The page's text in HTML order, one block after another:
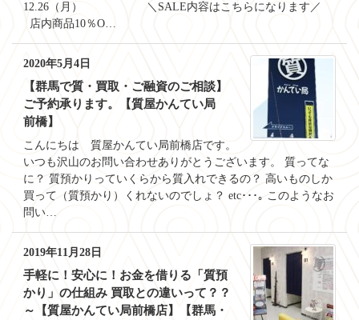
12.26（月） ＼SALE内容はこちらになります／
店内商品10％O…
2020年5月4日
【群馬で質・買取・ご融資のご相談】
ご予約承ります。【質屋かんてい局
前橋】
こんにちは 質屋かんてい局前橋店です。
いつも沢山のお問い合わせありがとうございます。 質ってな
に？ 質預かりっていくらから質入れできるの？ 高いものしか
買って（質預かり）くれないのでしょ？ etc･･･｡ このようなお
問い…
2019年11月28日
手軽に！安心に！お金を借りる「質預
かり」の仕組み 買取との違いって？？
～【質屋かんてい局前橋店】【群馬・